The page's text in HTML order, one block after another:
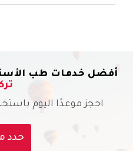
أفضل خدمات طب
احجز موعدًا اليوم
حدد